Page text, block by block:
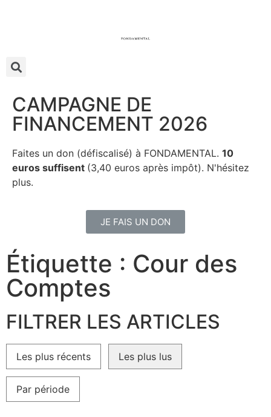
CAMPAGNE DE
FINANCEMENT 2026
Faites un don (défiscalisé) à FONDAMENTAL. 10
euros suffisent (3,40 euros après impôt). N'hésitez
plus.
JE FAIS UN DON
Étiquette : Cour des
Comptes
FILTRER LES ARTICLES
Les plus récents Les plus lus
Par période